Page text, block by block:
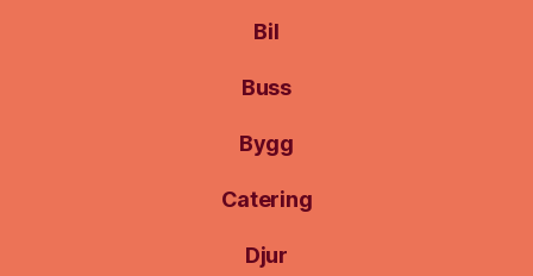
Bil
Buss
Bygg
Catering
Djur